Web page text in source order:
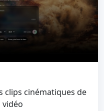
clips cinématiques de
vidéo